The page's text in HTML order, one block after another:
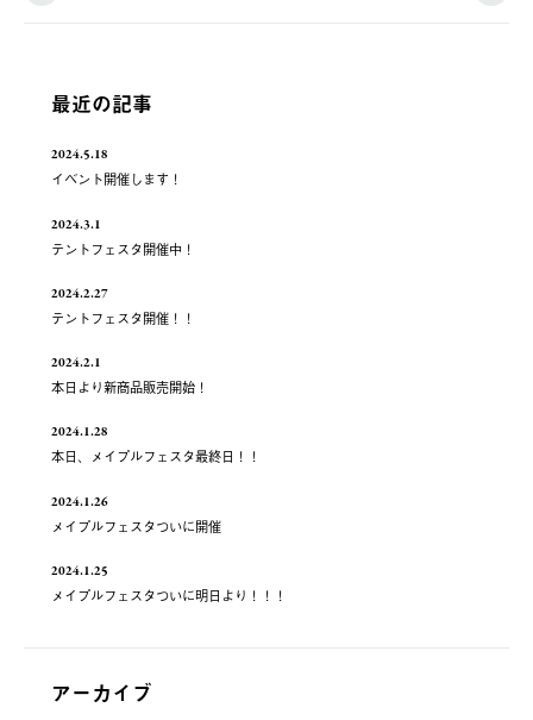
最近の記事
2024.5.18
イベント開催します！
2024.3.1
テントフェスタ開催中！
2024.2.27
テントフェスタ開催！！
2024.2.1
本日より新商品販売開始！
2024.1.28
本日、メイプルフェスタ最終日！！
2024.1.26
メイプルフェスタついに開催
2024.1.25
メイプルフェスタついに明日より！！！
アーカイブ